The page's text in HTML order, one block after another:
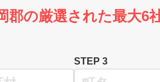
郡の厳選された最大6
STEP 3